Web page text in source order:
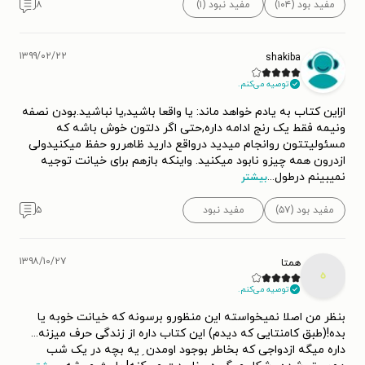
می‌کنند و احساسات آن‌ها با جزئیاتی ظریف روایت می‌شود. زبان
پیچیده فلسفی با تاریخی استفاده نمی‌کند.
رمان‌ها و داستان‌های کوتاه دیگری هم نوشت.
مجموعه داستانشاید کسی جایی منتظرم باشداولین اثر آنا
فرانسوی بدل کرد. این کتاب از اولین چاپ خود، یعنی سال ۱۹۹۹،
بیست هزار بار چاپ شد. شالوده اصلی هر دوازده داستان این
مجموعه، عشق و نیاز آدم‌ها به دوست داشتن و دوست داشته
شدن است. همه‌ی داستان‌ها در فرانسه رخ می‌دهند و گاوالدا
برای خلق آن‌ها بارها به تحقیق، مطالعه و معاشرت نزدیک با
آدم‌ها پرداخت. این مجموعه داستان در سال ۲۰۰۰ برنده جایزه
مفید بود (۱۰۴) مفید نبود (۱) ۸
shakiba
توصیه می‌کنم.
۱۳۹۹/۰۲/۲۲
ازاین کتاب به یادم خواهد ماند: یا واقعا باشید,یا نباشید.بودن نصفه
ونیمه فقط یک رنج ادامه داره,حتی اگر دلتون خوش باشه که
مسئولیتتون روانجام میدید درواقع دارید ظاهررو حفظ میکنیدولی
ازدرون همه چیزو نابود میکنید. واینکه بازهم برای خیانت توجیه
نمیبینم درطول...بیشتر
مفید بود (۵۷) مفید نبود ۵
ه
همتا
توصیه می‌کنم.
۱۳۹۸/۱۰/۲۷
بنظر من اصلا نمیخواسته این منظورو برسونه که خیانت خوبه یا
بده!(طبق کامنتایی که دیدم) این کتاب داره از زندگی حرف میزنه...
داره میگه ازدواجی که بخاطر بوجود اومدن ِ یه بچه در یک شب